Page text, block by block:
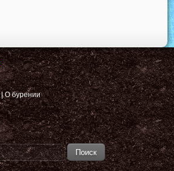
|О бурении
Поиск